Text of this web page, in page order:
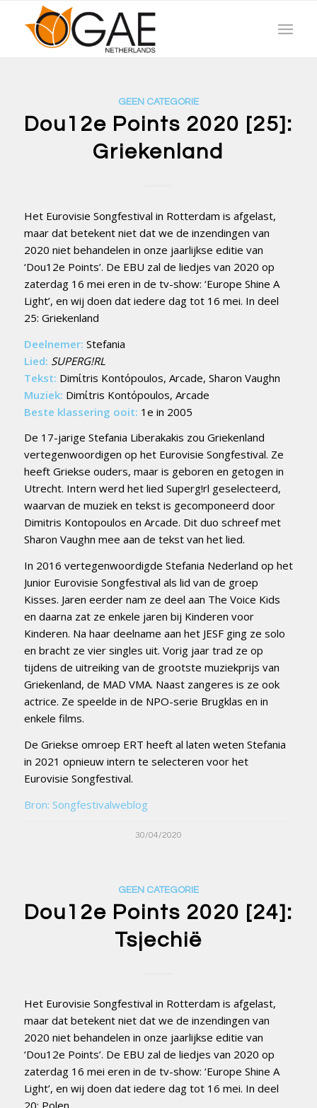
GEEN CATEGORIE
Dou12e Points 2020 [25]:
Griekenland
Het Eurovisie Songfestival in Rotterdam is afgelast,
maar dat betekent niet dat we de inzendingen van
2020 niet behandelen in onze jaarlijkse editie van
‘Dou12e Points’. De EBU zal de liedjes van 2020 op
zaterdag 16 mei eren in de tv-show: ‘Europe Shine A
Light’, en wij doen dat iedere dag tot 16 mei. In deel
25: Griekenland
Deelnemer: Stefania
Lied: SUPERG!RL
Tekst: Dimίtris Kontόpoulos, Arcade, Sharon Vaughn
Muziek: Dimίtris Kontόpoulos, Arcade
Beste klassering ooit: 1e in 2005
De 17-jarige Stefania Liberakakis zou Griekenland
vertegenwoordigen op het Eurovisie Songfestival. Ze
heeft Griekse ouders, maar is geboren en getogen in
Utrecht. Intern werd het lied Superg!rl geselecteerd,
waarvan de muziek en tekst is gecomponeerd door
Dimitris Kontopoulos en Arcade. Dit duo schreef met
Sharon Vaughn mee aan de tekst van het lied.
In 2016 vertegenwoordigde Stefania Nederland op het
Junior Eurovisie Songfestival als lid van de groep
Kisses. Jaren eerder nam ze deel aan The Voice Kids
en daarna zat ze enkele jaren bij Kinderen voor
Kinderen. Na haar deelname aan het JESF ging ze solo
en bracht ze vier singles uit. Vorig jaar trad ze op
tijdens de uitreiking van de grootste muziekprijs van
Griekenland, de MAD VMA. Naast zangeres is ze ook
actrice. Ze speelde in de NPO-serie Brugklas en in
enkele films.
De Griekse omroep ERT heeft al laten weten Stefania
in 2021 opnieuw intern te selecteren voor het
Eurovisie Songfestival.
Bron: Songfestivalweblog
30/04/2020
GEEN CATEGORIE
Dou12e Points 2020 [24]:
Tsjechië
Het Eurovisie Songfestival in Rotterdam is afgelast,
maar dat betekent niet dat we de inzendingen van
2020 niet behandelen in onze jaarlijkse editie van
‘Dou12e Points’. De EBU zal de liedjes van 2020 op
zaterdag 16 mei eren in de tv-show: ‘Europe Shine A
Light’, en wij doen dat iedere dag tot 16 mei. In deel